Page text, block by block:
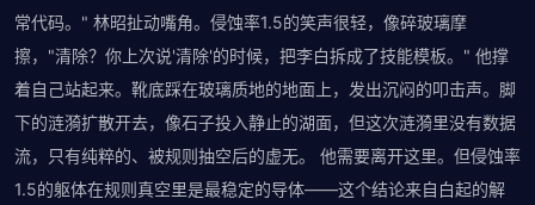
常代码。" 林昭扯动嘴角。侵蚀率1.5的笑声很轻，像碎玻璃摩
擦，"清除？你上次说'清除'的时候，把李白拆成了技能模板。" 他撑
着自己站起来。靴底踩在玻璃质地的地面上，发出沉闷的叩击声。脚
下的涟漪扩散开去，像石子投入静止的湖面，但这次涟漪里没有数据
流，只有纯粹的、被规则抽空后的虚无。 他需要离开这里。但侵蚀率
1.5的躯体在规则真空里是最稳定的导体——这个结论来自白起的解